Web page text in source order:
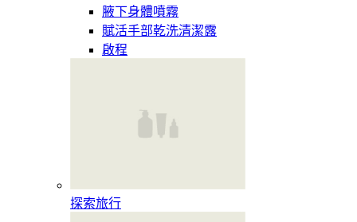
腋下身體噴霧
賦活手部乾洗清潔露
啟程
探索旅行